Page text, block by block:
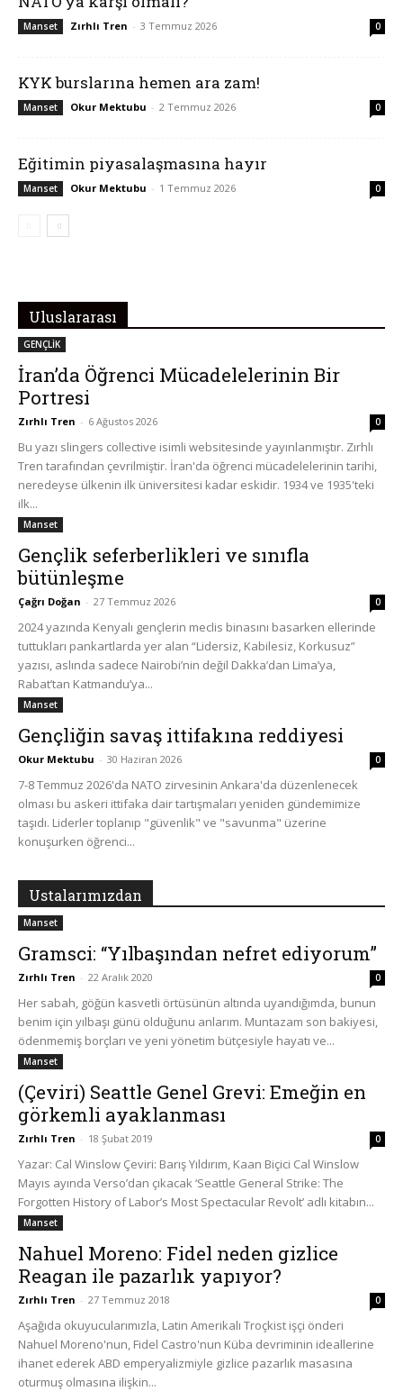
Manset Zırhlı Tren - 3 Temmuz 2026 0
KYK burslarına hemen ara zam!
Manset Okur Mektubu - 2 Temmuz 2026 0
Eğitimin piyasalaşmasına hayır
Manset Okur Mektubu - 1 Temmuz 2026 0
Uluslararası
GENÇLİK
İran’da Öğrenci Mücadelelerinin Bir
Portresi
Zırhlı Tren - 6 Ağustos 2026 0
Bu yazı slingers collective isimli websitesinde yayınlanmıştır. Zırhlı
Tren tarafından çevrilmiştir. İran'da öğrenci mücadelelerinin tarihi,
neredeyse ülkenin ilk üniversitesi kadar eskidir. 1934 ve 1935'teki
ilk...
Manset
Gençlik seferberlikleri ve sınıfla
bütünleşme
Çağrı Doğan - 27 Temmuz 2026 0
2024 yazında Kenyalı gençlerin meclis binasını basarken ellerinde
tuttukları pankartlarda yer alan “Lidersiz, Kabilesiz, Korkusuz”
yazısı, aslında sadece Nairobi’nin değil Dakka’dan Lima’ya,
Rabat’tan Katmandu’ya...
Manset
Gençliğin savaş ittifakına reddiyesi
Okur Mektubu - 30 Haziran 2026 0
7-8 Temmuz 2026'da NATO zirvesinin Ankara'da düzenlenecek
olması bu askeri ittifaka dair tartışmaları yeniden gündemimize
taşıdı. Liderler toplanıp "güvenlik" ve "savunma" üzerine
konuşurken öğrenci...
Ustalarımızdan
Manset
Gramsci: “Yılbaşından nefret ediyorum”
Zırhlı Tren - 22 Aralık 2020 0
Her sabah, göğün kasvetli örtüsünün altında uyandığımda, bunun
benim için yılbaşı günü olduğunu anlarım. Muntazam son bakiyesi,
ödenmemiş borçları ve yeni yönetim bütçesiyle hayatı ve...
Manset
(Çeviri) Seattle Genel Grevi: Emeğin en
görkemli ayaklanması
Zırhlı Tren - 18 Şubat 2019 0
Yazar: Cal Winslow Çeviri: Barış Yıldırım, Kaan Biçici Cal Winslow
Mayıs ayında Verso’dan çıkacak ‘Seattle General Strike: The
Forgotten History of Labor’s Most Spectacular Revolt’ adlı kitabın...
Manset
Nahuel Moreno: Fidel neden gizlice
Reagan ile pazarlık yapıyor?
Zırhlı Tren - 27 Temmuz 2018 0
Aşağıda okuyucularımızla, Latin Amerikalı Troçkist işçi önderi
Nahuel Moreno'nun, Fidel Castro'nun Küba devriminin ideallerine
ihanet ederek ABD emperyalizmiyle gizlice pazarlık masasına
oturmuş olmasına ilişkin...